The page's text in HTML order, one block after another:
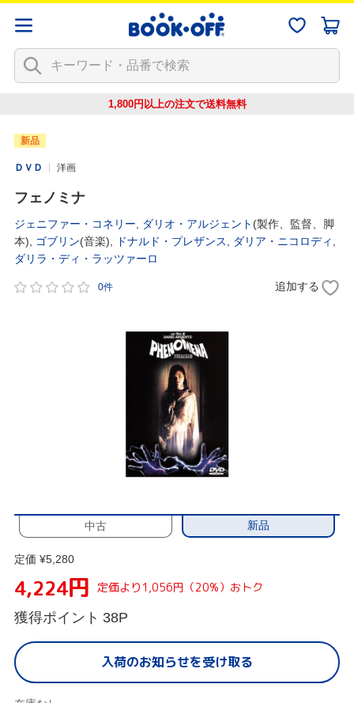
1,800円以上の注文で送料無料
新品
ＤＶＤ 洋画
フェノミナ
ジェニファー・コネリー ダリオ・アルジェント (製作、監督、脚
本),
ゴブリン(音楽), ドナルド・プレザンス ダリア・ニコロディ
ダリラ・ディ・ラッツァーロ
0件 追加する
中古 新品
定価 ¥5,280
4,224円 定価より1,056円（20%）おトク
獲得ポイント 38P
入荷のお知らせを受け取る